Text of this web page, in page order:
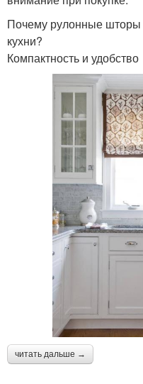
Почему рулонные
кухни?
Компактность и удобство
читать дальше →